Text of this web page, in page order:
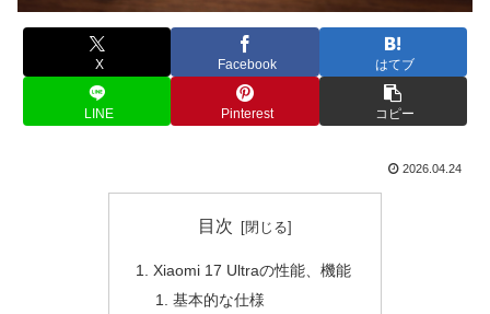
X Facebook はてブ
LINE Pinterest コピー
2026.04.24
目次
Xiaomi 17 Ultraの性能、機能
基本的な仕様